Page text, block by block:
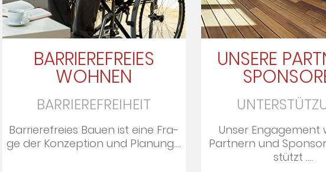
BARRIEREFREIES
WOHNEN
BARRIEREFREIHEIT
Barrierefreies Bauen ist eine Fra­
ge der Kon­zep­tion und Pla­nung....
UNSERE
Unser En­ga­ge­ment
Part­nern und
stützt ....